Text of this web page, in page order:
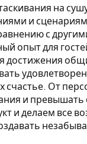
на
и
с
опыт для
достижения
От
и
и делаем все